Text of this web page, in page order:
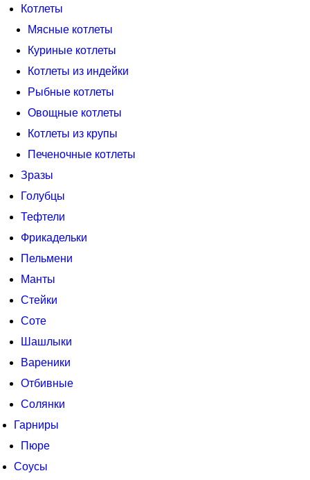
Котлеты
Мясные котлеты
Куриные котлеты
Котлеты из индейки
Рыбные котлеты
Овощные котлеты
Котлеты из крупы
Печеночные котлеты
Зразы
Голубцы
Тефтели
Фрикадельки
Пельмени
Манты
Стейки
Соте
Шашлыки
Вареники
Отбивные
Солянки
Гарниры
Пюре
Соусы